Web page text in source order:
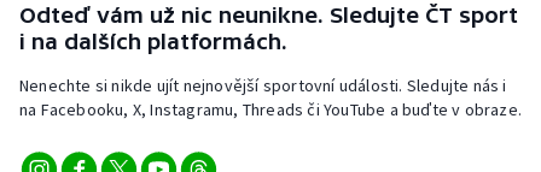
Curling
Dostihy
Odteď vám už nic neunikne. Sledujte ČT sport
i na dalších platformách.
Nenechte si nikde ujít nejnovější sportovní události. Sledujte nás i
na Facebooku, X, Instagramu, Threads či YouTube a buďte v obraze.